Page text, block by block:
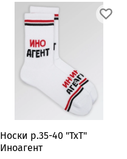
Носки р.35-40 "TxT"
Иноагент